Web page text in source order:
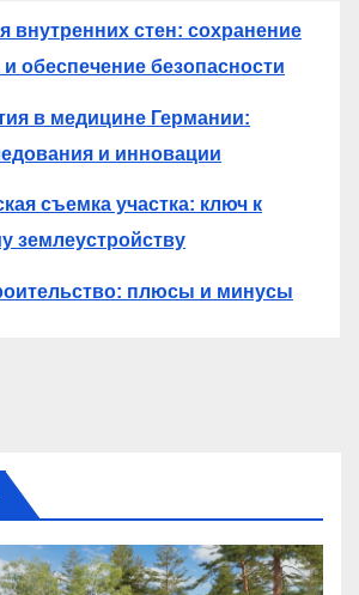
внутренних стен: сохранение
обеспечение безопасности
в медицине Германии:
и инновации
съемка участка: ключ к
землеустройству
плюсы и минусы